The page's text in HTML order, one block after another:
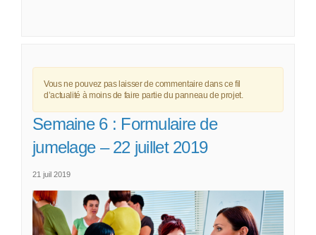
Vous ne pouvez pas laisser de commentaire dans ce fil
d’actualité à moins de faire partie du panneau de projet.
Semaine 6 : Formulaire de
jumelage – 22 juillet 2019
21 juil 2019